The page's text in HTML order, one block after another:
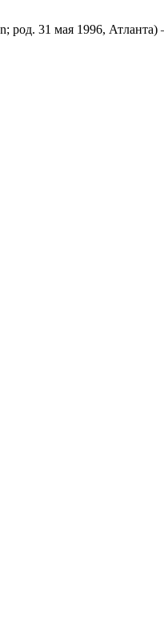
31 мая 1996,